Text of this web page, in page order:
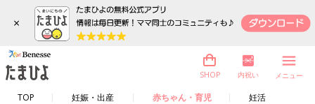
×
TOP 妊娠・出産 赤ちゃん・育児 妊活
SHOP 内祝い メニュー